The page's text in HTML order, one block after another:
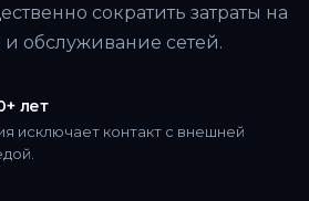
сократить затраты на
обслуживание сетей.
лет
исключает контакт с внешней